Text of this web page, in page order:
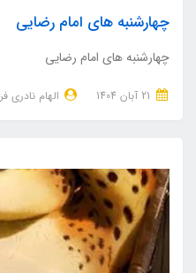
چهارشنبه های امام رضایی
چهارشنبه های امام رضایی
الهام نادری فر